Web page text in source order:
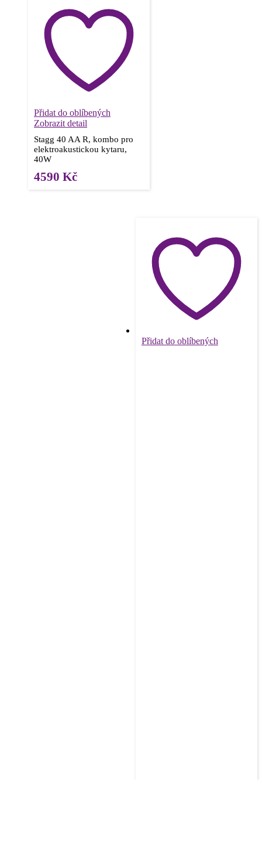
Přidat do oblíbených
Zobrazit detail
Stagg 40 AA R, kombo pro
elektroakustickou kytaru,
40W
4590 Kč
Přidat do oblíbených